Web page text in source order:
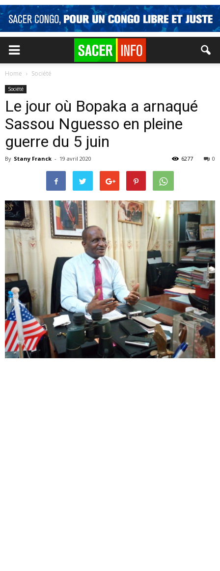
Home Société
Société
Le jour où Bopaka a arnaqué
Sassou Nguesso en pleine
guerre du 5 juin
By Stany Franck - 19 avril 2020 0
6277